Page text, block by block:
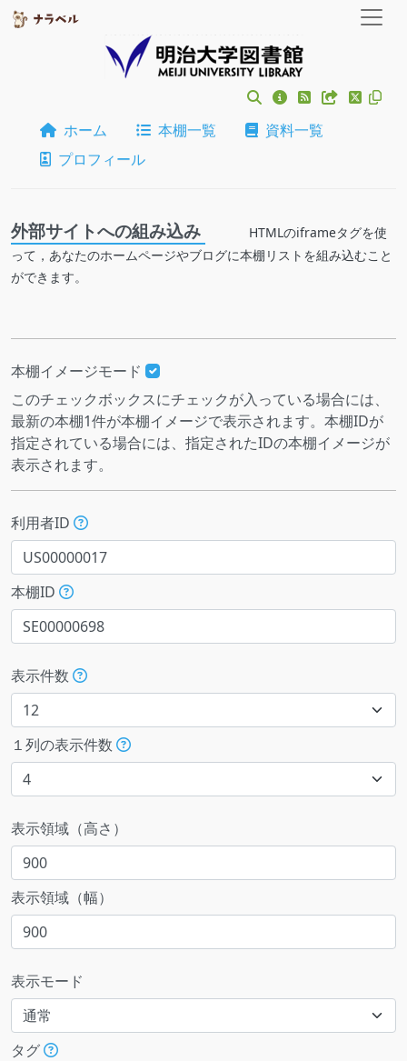
ホーム 本棚一覧
資料一覧
プロフィール
外部サイトへの組み込み
HTMLのiframeタグを使
って，あなたのホームページやブログに本棚リストを組み込むこと
ができます。
本棚イメージモード
このチェックボックスにチェックが入っている場合には、
最新の本棚1件が本棚イメージで表示されます。本棚IDが
指定されている場合には、指定されたIDの本棚イメージが
表示されます。
利用者ID
本棚ID
表示件数
１列の表示件数
表示領域（高さ）
表示領域（幅）
表示モード
タグ